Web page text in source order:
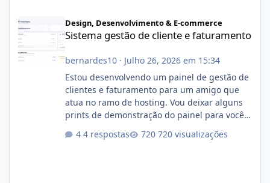
Design, Desenvolvimento & E-commerce
Sistema gestão de cliente e faturamento
bernardes10· Julho 26, 2026 em 15:34
Estou desenvolvendo um painel de gestão de
clientes e faturamento para um amigo que
atua no ramo de hosting. Vou deixar alguns
prints de demonstração do painel para vocês
com cerca de 80% concluído e conta com
4 respostas 720 visualizações